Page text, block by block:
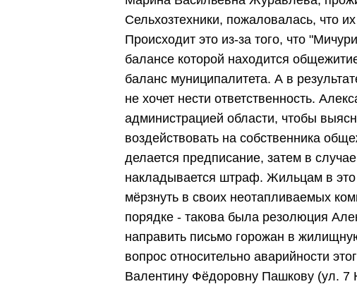
Сельхозтехники, пожаловалась, что
Происходит это из-за того, что
балансе которой находится
баланс муниципалитета. А в
не хочет нести ответственность.
администрацией области, чтобы
воздействовать на собственника
делается предписание, затем в
накладывается штраф. Жильцам в это
мёрзнуть в своих неотапливаемых
порядке - такова была резолюция
направить письмо горожан в
вопрос относительно аварийности
Валентину Фёдоровну Пашкову (ул. 7